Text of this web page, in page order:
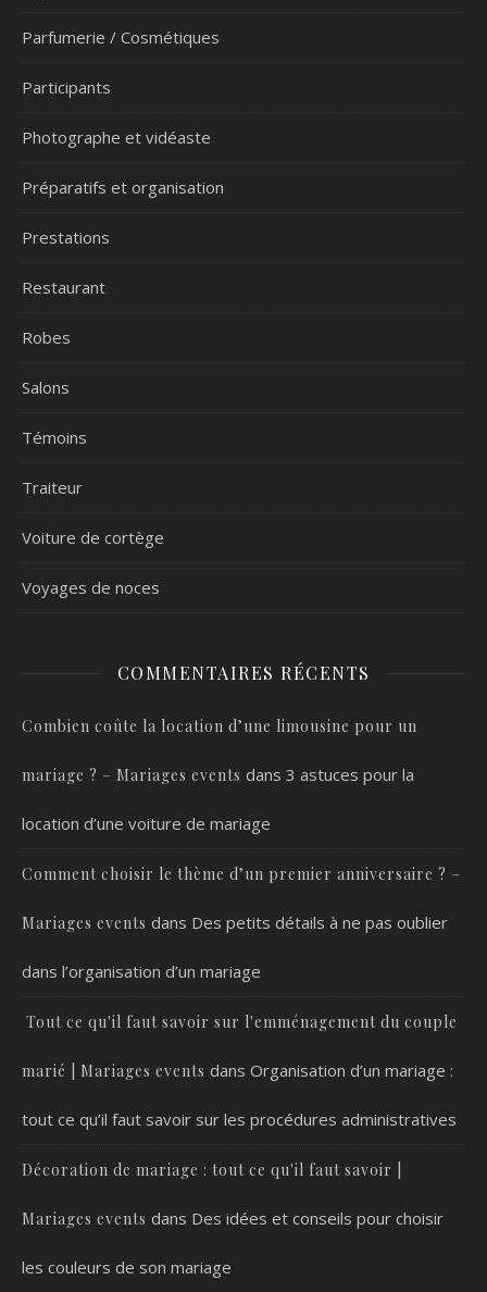
Parfumerie / Cosmétiques
Participants
Photographe et vidéaste
Préparatifs et organisation
Prestations
Restaurant
Robes
Salons
Témoins
Traiteur
Voiture de cortège
Voyages de noces
COMMENTAIRES RÉCENTS
Combien coûte la location d’une limousine pour un
mariage ? – Mariages events dans 3 astuces pour la
location d’une voiture de mariage
Comment choisir le thème d’un premier anniversaire ? –
Mariages events dans Des petits détails à ne pas oublier
dans l’organisation d’un mariage
Tout ce qu'il faut savoir sur l'emménagement du couple
marié | Mariages events dans Organisation d’un mariage :
tout ce qu’il faut savoir sur les procédures administratives
Décoration de mariage : tout ce qu'il faut savoir |
Mariages events dans Des idées et conseils pour choisir
les couleurs de son mariage